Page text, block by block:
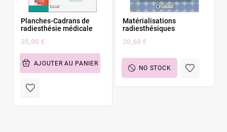
Planches-Cadrans de
radiesthésie médicale
35,00 €
AJOUTER AU PANIER
Matérialisations
radiesthésiques
20,60 €
NO STOCK